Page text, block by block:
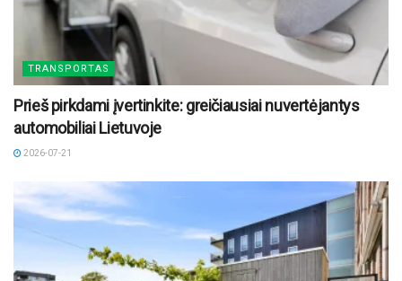
TRANSPORTAS
Prieš pirkdami įvertinkite: greičiausiai nuvertėjantys
automobiliai Lietuvoje
2026-07-21